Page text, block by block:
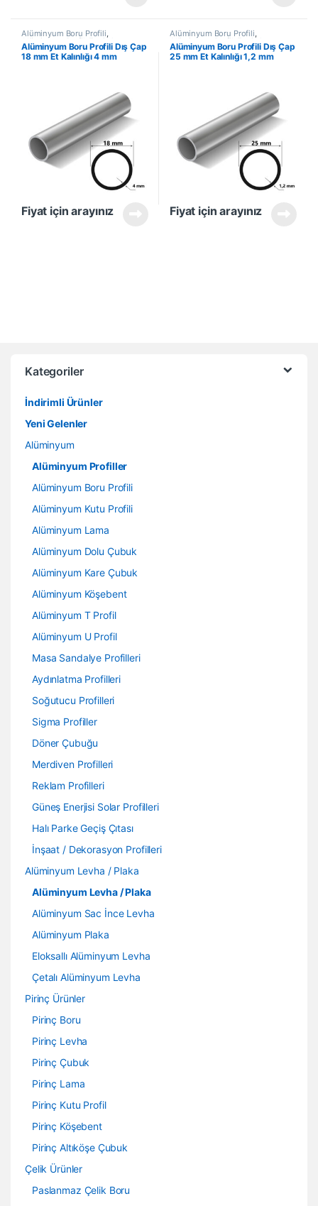
Alüminyum Boru Profili,
Alüminyum Profil En Çok
Satanlar,İndirimli Ürünler
Alüminyum Boru Profili Dış Çap
18 mm Et Kalınlığı 4 mm
Fiyat için arayınız
Alüminyum Boru Profili,
Alüminyum Profil En Çok
Satanlar,İndirimli Ürünler
Alüminyum Boru Profili Dış Çap
25 mm Et Kalınlığı 1,2 mm
Fiyat için arayınız
Kategoriler
İndirimli Ürünler
Yeni Gelenler
Alüminyum
Alüminyum Profiller
Alüminyum Boru Profili
Alüminyum Kutu Profili
Alüminyum Lama
Alüminyum Dolu Çubuk
Alüminyum Kare Çubuk
Alüminyum Köşebent
Alüminyum T Profil
Alüminyum U Profil
Masa Sandalye Profilleri
Aydınlatma Profilleri
Soğutucu Profilleri
Sigma Profiller
Döner Çubuğu
Merdiven Profilleri
Reklam Profilleri
Güneş Enerjisi Solar Profilleri
Halı Parke Geçiş Çıtası
İnşaat / Dekorasyon Profilleri
Alüminyum Levha / Plaka
Alüminyum Levha / Plaka
Alüminyum Sac İnce Levha
Alüminyum Plaka
Eloksallı Alüminyum Levha
Çetalı Alüminyum Levha
Pirinç Ürünler
Pirinç Boru
Pirinç Levha
Pirinç Çubuk
Pirinç Lama
Pirinç Kutu Profil
Pirinç Köşebent
Pirinç Altıköşe Çubuk
Çelik Ürünler
Paslanmaz Çelik Boru